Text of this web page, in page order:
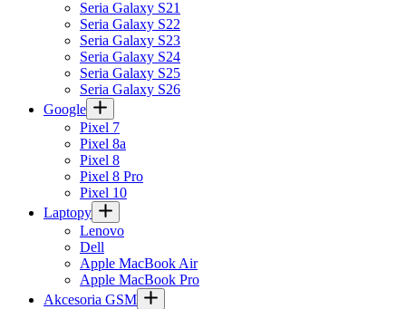
Seria Galaxy S21
Seria Galaxy S22
Seria Galaxy S23
Seria Galaxy S24
Seria Galaxy S25
Seria Galaxy S26
Google
Pixel 7
Pixel 8a
Pixel 8
Pixel 8 Pro
Pixel 10
Laptopy
Lenovo
Dell
Apple MacBook Air
Apple MacBook Pro
Akcesoria GSM